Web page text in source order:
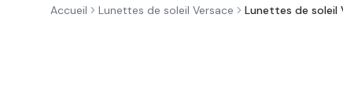
Accueil Lunettes de soleil Versace Lunettes de soleil